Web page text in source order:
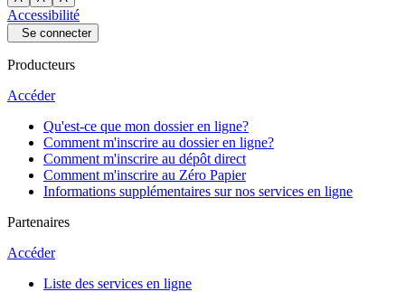
Accessibilité
Se connecter
Producteurs
Accéder
Qu'est-ce que mon dossier en ligne?
Comment m'inscrire au dossier en ligne?
Comment m'inscrire au dépôt direct
Comment m'inscrire au Zéro Papier
Informations supplémentaires sur nos services en ligne
Partenaires
Accéder
Liste des services en ligne